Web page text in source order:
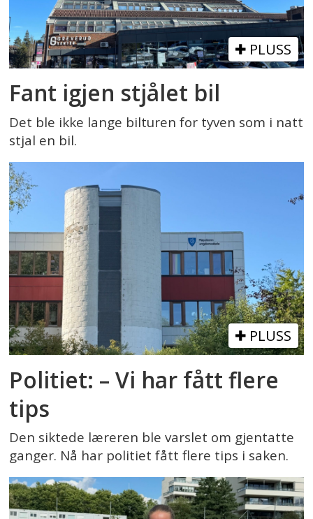
PLUSS
Fant igjen stjålet bil
Det ble ikke lange bilturen for tyven som i natt
stjal en bil.
PLUSS
Politiet: – Vi har fått flere
tips
Den siktede læreren ble varslet om gjentatte
ganger. Nå har politiet fått flere tips i saken.